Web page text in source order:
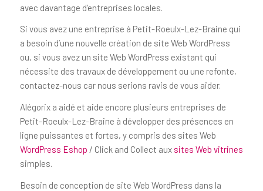
avec davantage d’entreprises locales.
Si vous avez une entreprise à Petit-Roeulx-Lez-Braine qui
a besoin d’une nouvelle création de site Web WordPress
ou, si vous avez un site Web WordPress existant qui
nécessite des travaux de développement ou une refonte,
contactez-nous car nous serions ravis de vous aider.
Alégorix a aidé et aide encore plusieurs entreprises de
Petit-Roeulx-Lez-Braine à développer des présences en
ligne puissantes et fortes, y compris des sites Web
WordPress Eshop / Click and Collect aux sites Web vitrines
simples.
Besoin de conception de site Web WordPress dans la